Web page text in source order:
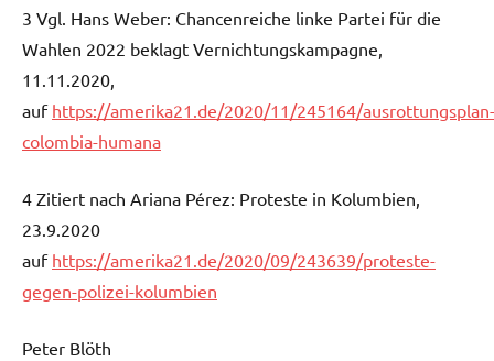
3 Vgl. Hans Weber: Chancenreiche linke Partei für die
Wahlen 2022 beklagt Vernichtungskampagne,
11.11.2020,
auf https://amerika21.de/2020/11/245164/ausrottungsplan-
colombia-humana
4 Zitiert nach Ariana Pérez: Proteste in Kolumbien,
23.9.2020
auf https://amerika21.de/2020/09/243639/proteste-
gegen-polizei-kolumbien
Peter Blöth